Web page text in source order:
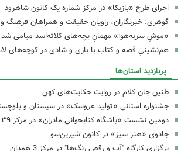
اجرای طرح «بازیکا» در مرکز شماره یک کانون شاهرود
گوهری: خبرنگاران، راویان حقیقت و همراهان فرهنگ
«موشِ سربه‌هوا» مهمانِ بچه‌های کلاته‌اسد میامی شد
هم‌نشینیِ قصه و کتاب با بازی و شادی در کوچه‌های
پربازدید استان‌ها
طنین جان کلام در روایت حکایت‌های کهن
جشنواره استانی «تولید عروسک» در سیستان و
دومین نشست «باشگاه کتابخوانی مادران» در مرکز ۳۹
جادوی «هنر سبز» در کانون شیرین‌سو
برگزاری کارگاه "آب و رقص رنگ‌ها" در مرکز 3 همدان